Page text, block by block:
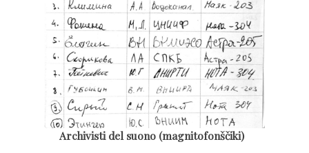
Archivisti del suono (magnitofonščiki)